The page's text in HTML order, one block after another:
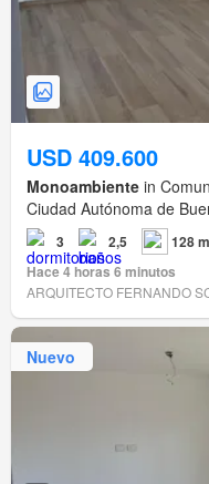
USD 409.600
Monoambiente in
Ciudad Autónoma de
3 2,5
128
Hace 4 horas 6 minutos
ARQUITECTO FERNANDO
Nuevo